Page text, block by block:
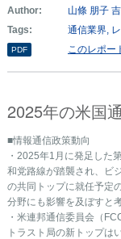
Author:
山條 朋子
Tags:
通信業界
PDF このレポー
2025年の米国
■情報通信政策動向
・2025年1月に発足した
和党路線が踏襲され、ビ
の共同トップに就任予定
分野にも影響を及ぼすと
・米連邦通信委員会（
トラスト局の新トップは